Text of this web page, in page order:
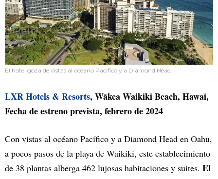
El hotel goza de vistas al océano Pacífico y a Diamond Head.
LXR Hotels & Resorts, Wākea Waikiki Beach, Hawai,
Fecha de estreno prevista, febrero de 2024
Con vistas al océano Pacífico y a Diamond Head en Oahu,
a pocos pasos de la playa de Waikiki, este establecimiento
de 38 plantas alberga 462 lujosas habitaciones y suites. El